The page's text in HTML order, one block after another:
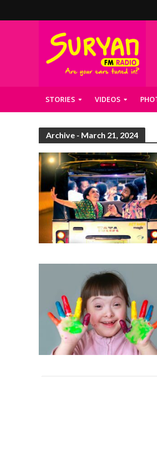
STORIES VIDEOS
Archive - March 21, 2024